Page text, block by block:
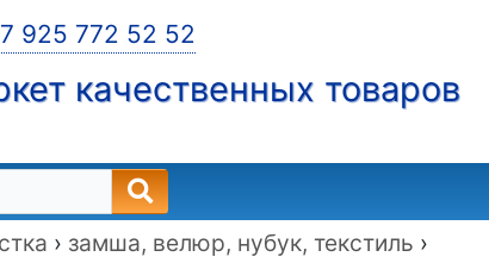
925 772 52 52
качественных товаров
› замша, велюр, нубук, текстиль ›